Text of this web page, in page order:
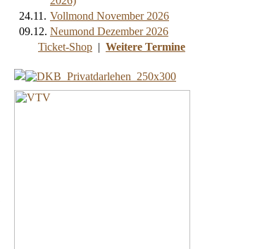
24.11. Vollmond November 2026
09.12. Neumond Dezember 2026
Ticket-Shop | Weitere Termine